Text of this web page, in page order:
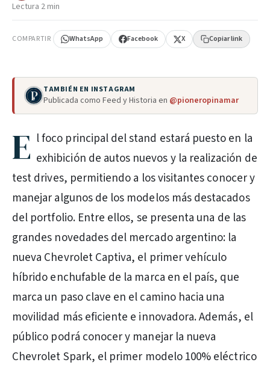
Lectura 2 min
COMPARTIR WhatsApp Facebook X Copiar link
TAMBIÉN EN INSTAGRAM
Publicada como Feed y Historia en @pioneropinamar
E l foco principal del stand estará puesto en la
exhibición de autos nuevos y la realización de
test drives, permitiendo a los visitantes conocer y
manejar algunos de los modelos más destacados
del portfolio. Entre ellos, se presenta una de las
grandes novedades del mercado argentino: la
nueva Chevrolet Captiva, el primer vehículo
híbrido enchufable de la marca en el país, que
marca un paso clave en el camino hacia una
movilidad más eficiente e innovadora. Además, el
público podrá conocer y manejar la nueva
Chevrolet Spark, el primer modelo 100% eléctrico